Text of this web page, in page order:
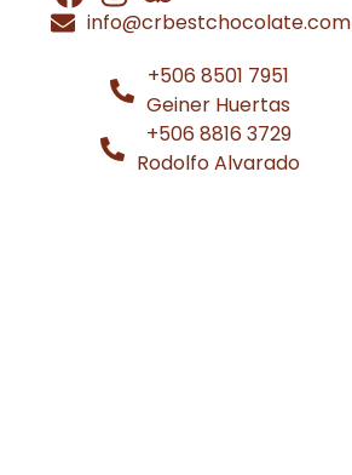
info@crbestchocolate.com
+506 8501 7951
Geiner Huertas
+506 8816 3729
Rodolfo Alvarado